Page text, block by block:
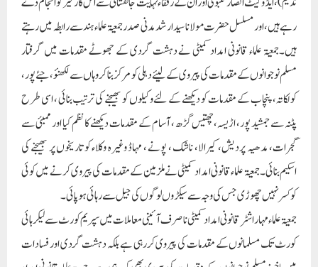
رہے ہیں،اور مسلسل حضرت مولانا سید ارشد مدنی صدر جمعیۃعلماء ہند سے رابطہ میں رہتے
ہیں۔جمعیۃ علماء قانونی امداد کمیٹی نے دہشت گردی کے جھوٹے مقدمات میں گرفتار
مسلم نوجوانوں کے مقدمات کی پیروی کے لیئے دہلی کو مرکز بنا کر وہاں سے لکھنؤ ، جئے پور،
کولکاتہ، پنچاب کے مقدمات کو دیکھنے کے لئے وکیلوں کو بھیجنے کی ترتیب بنائی ، اسی طرح
پٹنہ سے جمشید پور، اڑیسہ، چھتیس گڑھ ، آسام کے مقدمات دیکھنے کا نظم کیا اور ممبئی سے
گجرات، مدھیہ پردیش، کیرالا، ناشک ، پونے ، مہاڈ وغیرہ وکلاء کو تاریخوں پر بھیجنے کی
اسکیم بنائی۔جمعیۃ علماء قانونی امداد کمیٹی نے ملزمین کے مقدمات کی پیروی کرنے میں کوئی
کوکسر نہیں چھوڑی جس کی وجہ سے سیکڑوں لوگوں کی جیل سے رہائی ہوپائی۔
جمعیۃ علماء مہاراشٹر قانونی امداد کمیٹی ناصرف آئینی معاملات میں سپریم کورٹ سے لیکر ہائی
کورٹ تک مسلمانوں کے مقدمات کی پیروی کررہی ہے بلکہ دہشت گردی اور فسادات